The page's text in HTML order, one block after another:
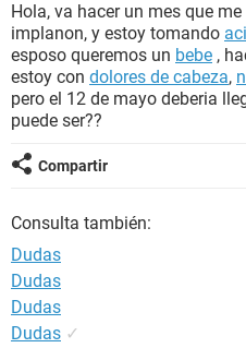
BIENESTAR
SEXUALIDAD
GLOSARIO
Hola, va hacer un mes que
implanon, y estoy tomando
esposo queremos un bebe ,
estoy con dolores de cabeza,
pero el 12 de mayo deberia
puede ser??
Compartir
Consulta también:
Dudas
Dudas
Dudas
Dudas ✓